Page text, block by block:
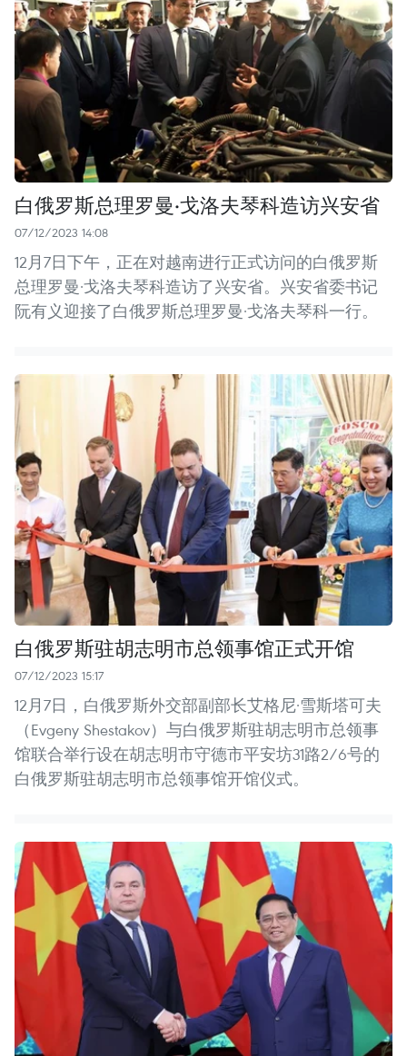
白俄罗斯总理罗曼·戈洛夫琴科造访兴安省
07/12/2023 14:08
12月7日下午，正在对越南进行正式访问的白俄罗斯
总理罗曼·戈洛夫琴科造访了兴安省。兴安省委书记
阮有义迎接了白俄罗斯总理罗曼·戈洛夫琴科一行。
白俄罗斯驻胡志明市总领事馆正式开馆
07/12/2023 15:17
12月7日，白俄罗斯外交部副部长艾格尼·雪斯塔可夫
（Evgeny Shestakov）与白俄罗斯驻胡志明市总领事
馆联合举行设在胡志明市守德市平安坊31路2/6号的
白俄罗斯驻胡志明市总领事馆开馆仪式。 ​